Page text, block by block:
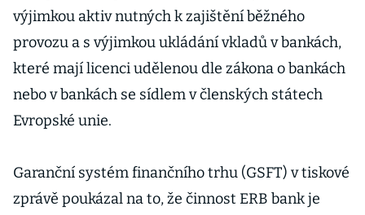
výjimkou aktiv nutných k zajištění běžného
provozu a s výjimkou ukládání vkladů v bankách,
které mají licenci udělenou dle zákona o bankách
nebo v bankách se sídlem v členských státech
Evropské unie.
Garanční systém finančního trhu (GSFT) v tiskové
zprávě poukázal na to, že činnost ERB bank je